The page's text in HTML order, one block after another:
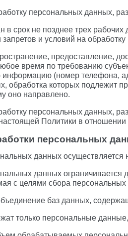
персональных данных,
в срок не позднее трех
запретов и условий на
предоставление,
время по требованию
информацию (номер телефона,
обработка которых подлежит
оно направлено.
персональных данных,
Политики в
персональных
данных осуществляется
данных ограничивается
с целями сбора
баз данных,
только персональные